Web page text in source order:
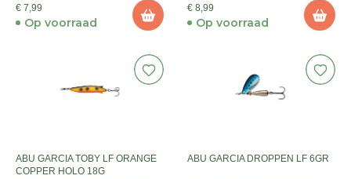
€ 7,99
Op voorraad
€ 8,99
Op voorraad
ABU GARCIA TOBY LF ORANGE
COPPER HOLO 18G
ABU GARCIA DROPPEN LF 6GR